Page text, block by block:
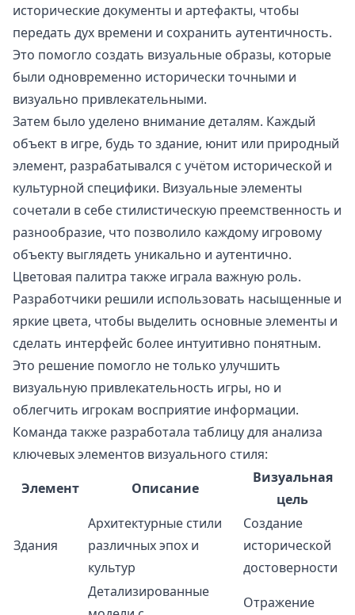
исторические документы и артефакты, чтобы
передать дух времени и сохранить аутентичность.
Это помогло создать визуальные образы, которые
были одновременно исторически точными и
визуально привлекательными.
Затем было уделено внимание деталям. Каждый
объект в игре, будь то здание, юнит или природный
элемент, разрабатывался с учётом исторической и
культурной специфики. Визуальные элементы
сочетали в себе стилистическую преемственность и
разнообразие, что позволило каждому игровому
объекту выглядеть уникально и аутентично.
Цветовая палитра также играла важную роль.
Разработчики решили использовать насыщенные и
яркие цвета, чтобы выделить основные элементы и
сделать интерфейс более интуитивно понятным.
Это решение помогло не только улучшить
визуальную привлекательность игры, но и
облегчить игрокам восприятие информации.
Команда также разработала таблицу для анализа
ключевых элементов визуального стиля:
Элемент
Описание
Визуальная
цель
Здания
Архитектурные стили
различных эпох и
культур
Создание
исторической
достоверности
Детализированные
Отражение